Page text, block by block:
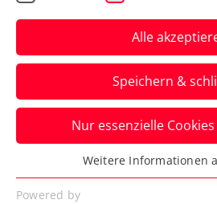
Mega-Mittwoch
LAYJET-OPEN in
Waltersdorf
Regen zwingt beim ATP-
Dienstag zur Pause. Für
perfektes Wetter
Verfasst von: Presseaussendung /
Alle
Speichern &
Nur essenzielle
Essenziell
Essenzielle Cookies werden für
Weitere Informationen
Powered by